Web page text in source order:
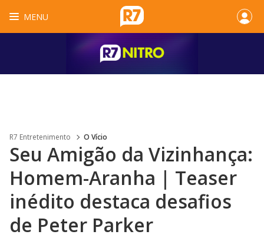
MENU
R7 Entretenimento O Vício
Seu Amigão da Vizinhança:
Homem-Aranha | Teaser
inédito destaca desafios
de Peter Parker